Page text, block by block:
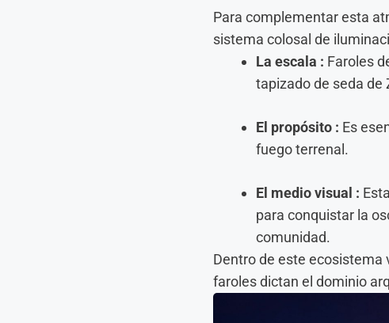
Para complementar esta
sistema colosal de
La escala : Faroles
tapizado de seda de
El propósito : Es
fuego terrenal.
El medio visual :
para conquistar la
comunidad.
Dentro de este ecosistema
faroles dictan el dominio